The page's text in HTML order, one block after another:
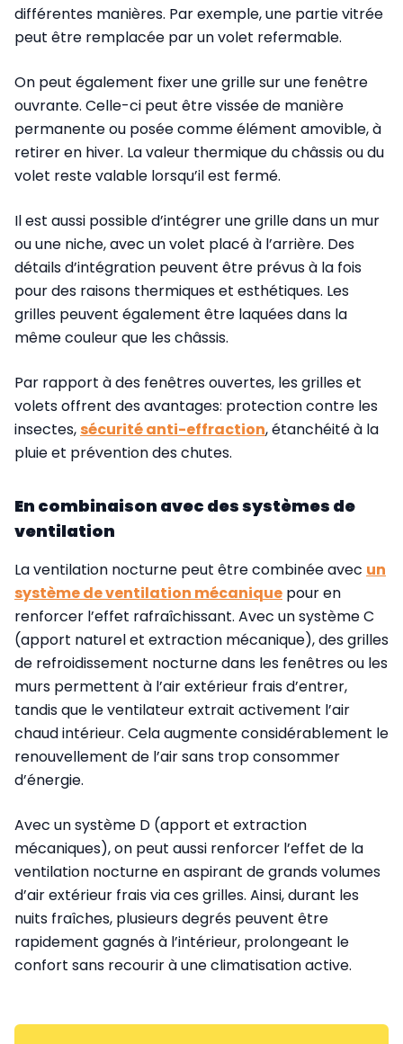
différentes manières. Par exemple, une partie vitrée
peut être remplacée par un volet refermable.
On peut également fixer une grille sur une fenêtre
ouvrante. Celle-ci peut être vissée de manière
permanente ou posée comme élément amovible, à
retirer en hiver. La valeur thermique du châssis ou du
volet reste valable lorsqu’il est fermé.
Il est aussi possible d’intégrer une grille dans un mur
ou une niche, avec un volet placé à l’arrière. Des
détails d’intégration peuvent être prévus à la fois
pour des raisons thermiques et esthétiques. Les
grilles peuvent également être laquées dans la
même couleur que les châssis.
Par rapport à des fenêtres ouvertes, les grilles et
volets offrent des avantages: protection contre les
insectes, sécurité anti-effraction, étanchéité à la
pluie et prévention des chutes.
En combinaison avec des systèmes de
ventilation
La ventilation nocturne peut être combinée avec un
système de ventilation mécanique pour en
renforcer l’effet rafraîchissant. Avec un système C
(apport naturel et extraction mécanique), des grilles
de refroidissement nocturne dans les fenêtres ou les
murs permettent à l’air extérieur frais d’entrer,
tandis que le ventilateur extrait activement l’air
chaud intérieur. Cela augmente considérablement le
renouvellement de l’air sans trop consommer
d’énergie.
Avec un système D (apport et extraction
mécaniques), on peut aussi renforcer l’effet de la
ventilation nocturne en aspirant de grands volumes
d’air extérieur frais via ces grilles. Ainsi, durant les
nuits fraîches, plusieurs degrés peuvent être
rapidement gagnés à l’intérieur, prolongeant le
confort sans recourir à une climatisation active.